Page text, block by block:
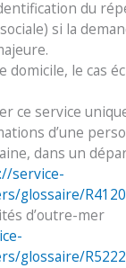
du
si la
domicile, le cas
ce service
d’une
dans un
service-
glossaire/
d’outre-mer
glossaire/